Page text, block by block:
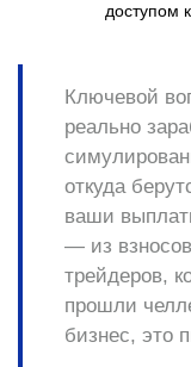
доступом
Ключевой
реально
откуда
ваши
— из
трейдеров,
прошли
бизнес, это